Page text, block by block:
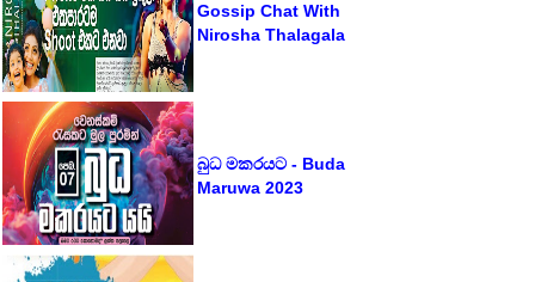
Gossip Chat With
Nirosha Thalagala
බුධ මකරයට - Buda
Maruwa 2023